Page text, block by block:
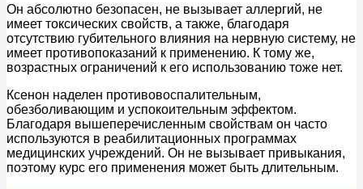
Он абсолютно безопасен, не вызывает аллергий, не
имеет токсических свойств, а также, благодаря
отсутствию губительного влияния на нервную систему, не
имеет противопоказаний к применению. К тому же,
возрастных ограничений к его использованию тоже нет.
Ксенон наделен противовоспалительным,
обезболивающим и успокоительным эффектом.
Благодаря вышеперечисленным свойствам он часто
используются в реабилитационных программах
медицинских учреждений. Он не вызывает привыкания,
поэтому курс его применения может быть длительным.